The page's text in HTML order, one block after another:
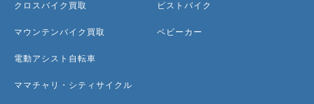
クロスバイク買取
マウンテンバイク買取
電動アシスト自転車
ママチャリ・シティサイクル
ピストバイク
ベビーカー